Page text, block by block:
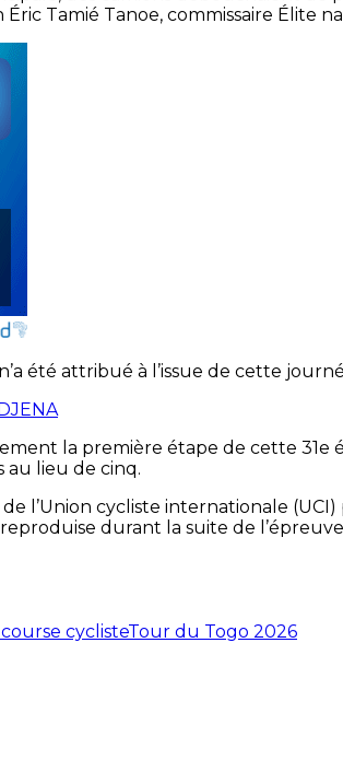
Tamié Tanoe, commissaire Élite
été attribué à l’issue de cette
la première étape de cette 31e
lieu de cinq.
l’Union cycliste internationale
durant la suite de
cyclisteTour du Togo 2026